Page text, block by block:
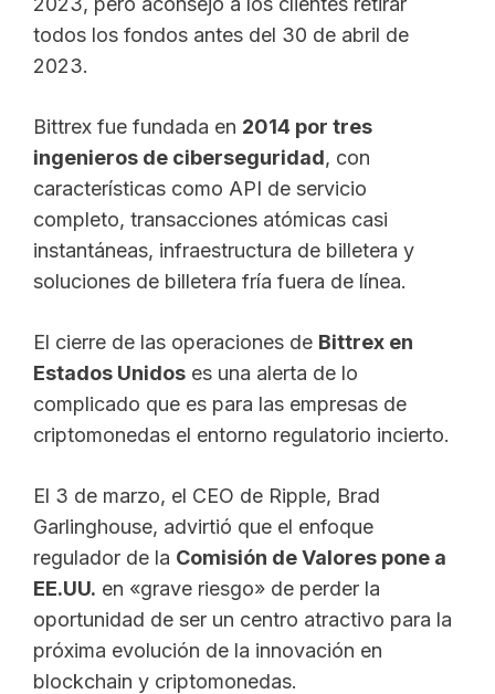
todos los fondos antes del 30 de abril de
2023.
Bittrex fue fundada en 2014 por tres
ingenieros de ciberseguridad, con
características como API de servicio
completo, transacciones atómicas casi
instantáneas, infraestructura de billetera y
soluciones de billetera fría fuera de línea.
El cierre de las operaciones de Bittrex en
Estados Unidos es una alerta de lo
complicado que es para las empresas de
criptomonedas el entorno regulatorio incierto.
El 3 de marzo, el CEO de Ripple, Brad
Garlinghouse, advirtió que el enfoque
regulador de la Comisión de Valores pone a
EE.UU. en «grave riesgo» de perder la
oportunidad de ser un centro atractivo para la
próxima evolución de la innovación en
blockchain y criptomonedas.